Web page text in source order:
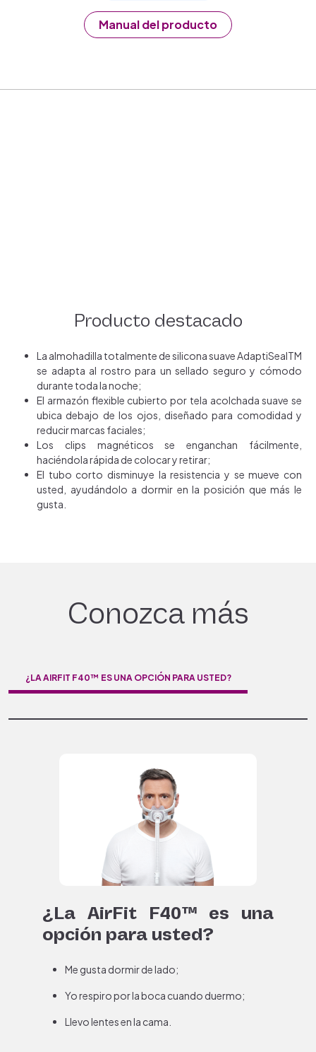
Manual del producto
Producto destacado
La almohadilla totalmente de silicona suave AdaptiSealTM
se adapta al rostro para un sellado seguro y cómodo
durante toda la noche;
El armazón flexible cubierto por tela acolchada suave se
ubica debajo de los ojos, diseñado para comodidad y
reducir marcas faciales;
Los clips magnéticos se enganchan fácilmente,
haciéndola rápida de colocar y retirar;
El tubo corto disminuye la resistencia y se mueve con
usted, ayudándolo a dormir en la posición que más le
gusta.
Conozca más
¿LA AIRFIT F40™ ES UNA OPCIÓN PARA USTED?​
¿La AirFit F40™ es una
opción para usted?​
Me gusta dormir de lado;
Yo respiro por la boca cuando duermo;
Llevo lentes en la cama.